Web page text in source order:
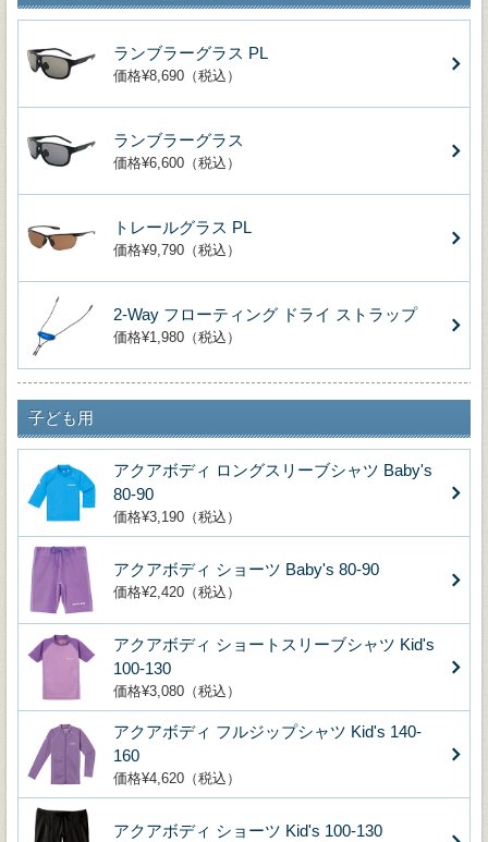
ランブラーグラス PL
価格¥8,690（税込）
ランブラーグラス
価格¥6,600（税込）
トレールグラス PL
価格¥9,790（税込）
2-Way フローティング ドライ ストラップ
価格¥1,980（税込）
子ども用
アクアボディ ロングスリーブシャツ Baby's
80-90
価格¥3,190（税込）
アクアボディ ショーツ Baby's 80-90
価格¥2,420（税込）
アクアボディ ショートスリーブシャツ Kid's
100-130
価格¥3,080（税込）
アクアボディ フルジップシャツ Kid's 140-
160
価格¥4,620（税込）
アクアボディ ショーツ Kid's 100-130